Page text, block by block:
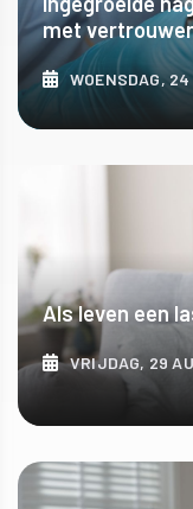
met
WOENSDAG,
Als leven een
VRIJDAG, 29